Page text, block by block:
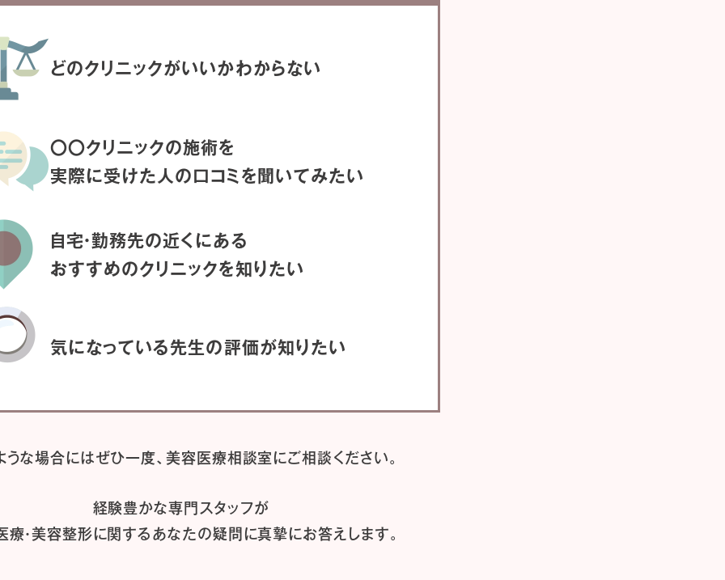
どのクリニックがいいかわからない
〇〇クリニックの施術を
実際に受けた人の口コミを聞いてみたい
自宅・勤務先の近くにある
おすすめのクリニックを知りたい
気になっている先生の評価が知りたい
うな場合にはぜひ一度、美容医療相談室にご相談ください。
経験豊かな専門スタッフが
療・美容整形に関するあなたの疑問に真摯にお答えします。